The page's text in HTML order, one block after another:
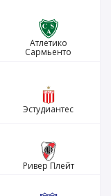
Атлетико
Сармьенто
Эстудиантес
Ривер Плейт